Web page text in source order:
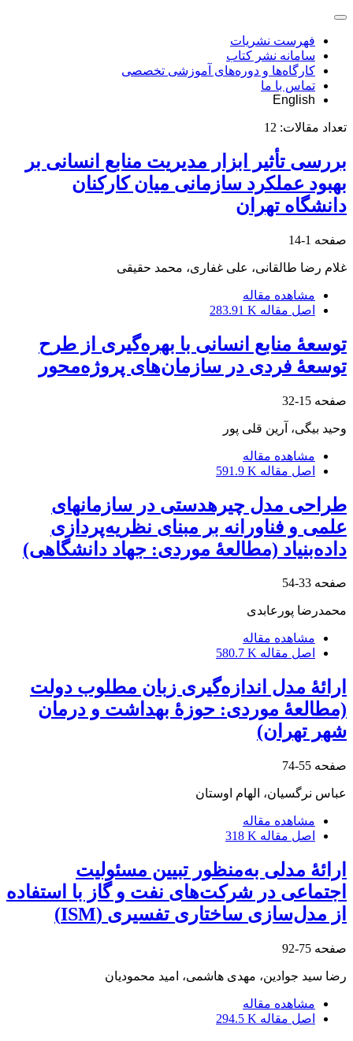
فهرست نشریات
سامانه نشر کتاب
کارگاه‌ها و دوره‌های آموزشی تخصصی
تماس با ما
English
تعداد مقالات: 12
بررسی تأثیر ابزار مدیریت منابع انسانی بر
بهبود عملکرد سازمانی میان کارکنان
دانشگاه تهران
صفحه 1-14
غلام رضا طالقانی، علی غفاری، محمد حقیقی
مشاهده مقاله
اصل مقاله 283.91 K
توسعۀ منابع انسانی با بهره‌گیری از طرح
توسعۀ فردی در سازمان‌های پروژه‌محور
صفحه 15-32
وحید بیگی، آرین قلی پور
مشاهده مقاله
اصل مقاله 591.9 K
طراحی مدل چیره‎دستی در سازمان‎های
علمی و فناورانه بر مبنای نظریه‌پردازی
داده‌بنیاد (مطالعۀ موردی: جهاد دانشگاهی)
صفحه 33-54
محمدرضا پورعابدی
مشاهده مقاله
اصل مقاله 580.7 K
ارائۀ مدل اندازه‌گیری زبان مطلوب دولت
(مطالعۀ موردی: حوزۀ بهداشت و درمان
شهر تهران)
صفحه 55-74
عباس نرگسیان، الهام اوستان
مشاهده مقاله
اصل مقاله 318 K
ارائۀ مدلی به‌منظور تبیین مسئولیت
اجتماعی در شرکت‌های نفت و گاز با استفاده
از مدل‌سازی ساختاری تفسیری (ISM)
صفحه 75-92
رضا سید جوادین، مهدی هاشمی، امید محمودیان
مشاهده مقاله
اصل مقاله 294.5 K